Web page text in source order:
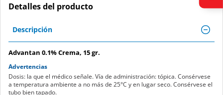
Detalles del producto
Descripción
Advantan 0.1% Crema, 15 gr.
Advertencias
Dosis: la que el médico señale. Vía de administración: tópica. Consérvese
a temperatura ambiente a no más de 25°C y en lugar seco. Consérvese el
tubo bien tapado.